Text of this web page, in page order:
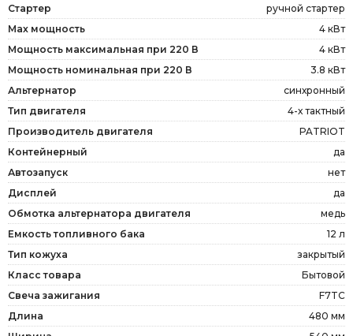
Стартер
ручной стартер
Max мощность
4 кВт
Мощность максимальная при 220 В
4 кВт
Мощность номинальная при 220 В
3.8 кВт
Альтернатор
синхронный
Тип двигателя
4-х тактный
Производитель двигателя
PATRIOT
Контейнерный
да
Автозапуск
нет
Дисплей
да
Обмотка альтернатора двигателя
медь
Емкость топливного бака
12 л
Тип кожуха
закрытый
Класс товара
Бытовой
Свеча зажигания
F7TC
Длина
480 мм